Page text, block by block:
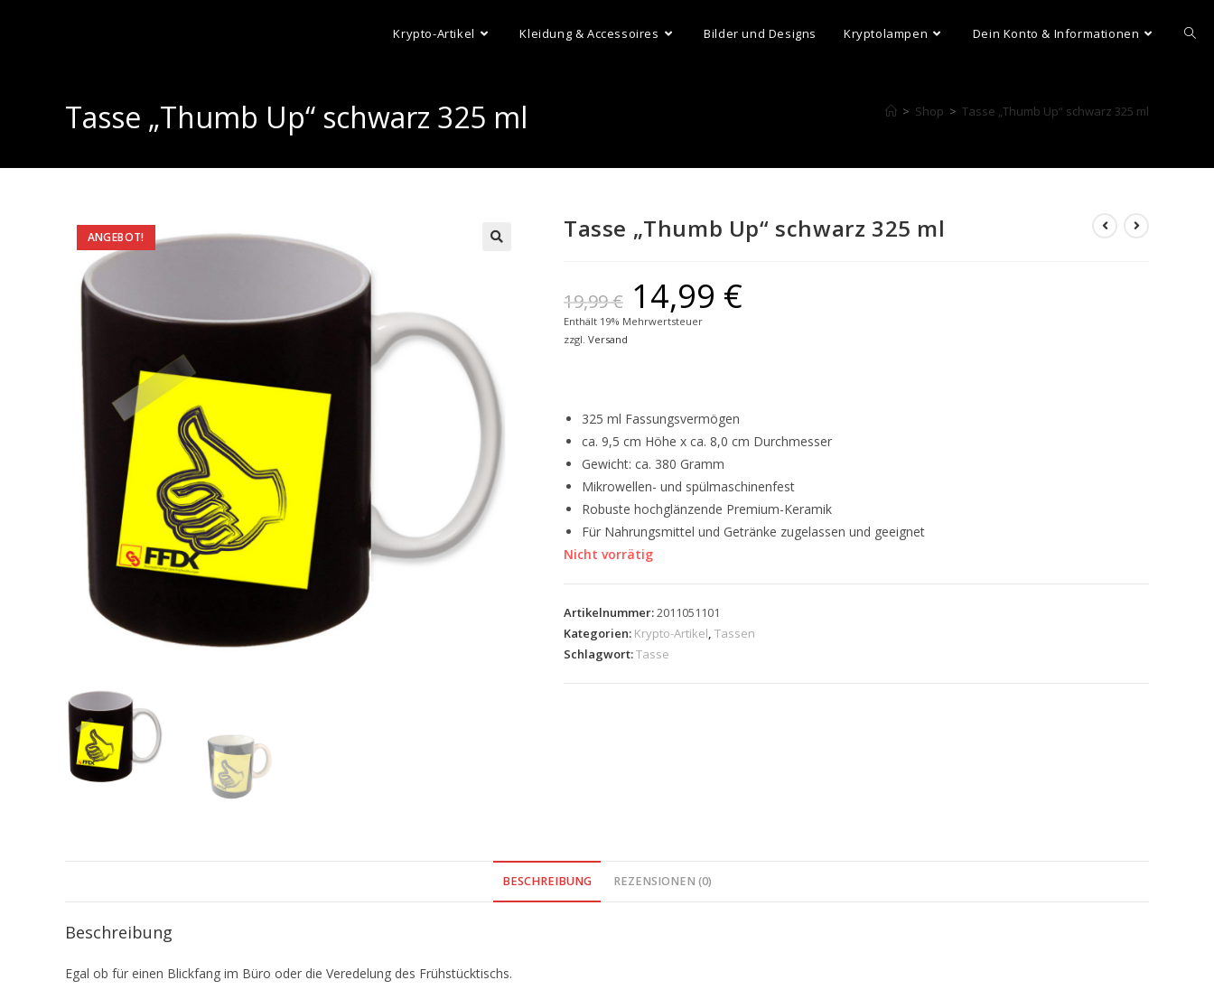
Krypto-Artikel Kleidung & Accessoires Bilder und Designs Kryptolampen Dein Konto & Informationen
Tasse „Thumb Up“ schwarz 325 ml > Shop > Tasse „Thumb Up“ schwarz 325 ml
ANGEBOT! Tasse „Thumb Up“ schwarz 325 ml
19,99€ 14,99 €
Enthält 19% Mehrwertsteuer
zzgl. Versand
325 ml Fassungsvermögen
ca. 9,5 cm Höhe x ca. 8,0 cm Durchmesser
Gewicht: ca. 380 Gramm
Mikrowellen- und spülmaschinenfest
Robuste hochglänzende Premium-Keramik
Für Nahrungsmittel und Getränke zugelassen und geeignet
Nicht vorrätig
Artikelnummer:2011051101
Kategorien: Krypto-Artikel, Tassen
Schlagwort:Tasse
BESCHREIBUNG REZENSIONEN (0)
Beschreibung
Egal ob für einen Blickfang im Büro oder die Veredelung des Frühstücktischs.